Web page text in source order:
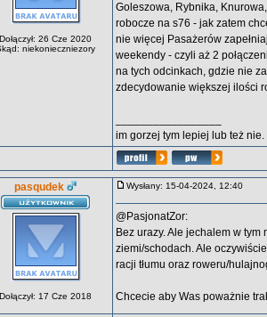
Dołączył: 26 Cze 2020
niekonieczniezory
Goleszowa, Rybnika,
robocze na s76 - jak zatem
nie więcej Pasażerów
weekendy - czyli aż 2
na tych odcinkach, gdzie nie
zdecydowanie większej ilości
im gorzej tym lepiej lub też nie.
pasqudek
Dołączył: 17 Cze 2018
Wysłany: 15-04-2024, 12:40
@PasjonatZor:
Bez urazy. Ale jechalem w
ziemi/schodach. Ale
racji tłumu oraz roweru/
Chcecie aby Was poważnie